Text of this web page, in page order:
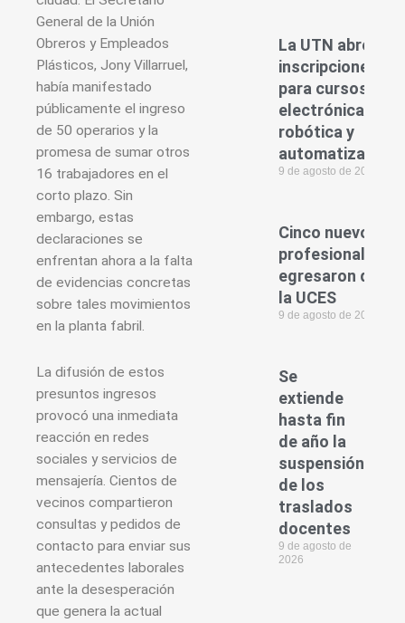
General de la Unión
Obreros y Empleados
Plásticos, Jony Villarruel,
había manifestado
públicamente el ingreso
de 50 operarios y la
promesa de sumar otros
16 trabajadores en el
corto plazo. Sin
embargo, estas
declaraciones se
enfrentan ahora a la falta
de evidencias concretas
sobre tales movimientos
en la planta fabril.
La difusión de estos
presuntos ingresos
provocó una inmediata
reacción en redes
sociales y servicios de
mensajería. Cientos de
vecinos compartieron
consultas y pedidos de
contacto para enviar sus
antecedentes laborales
ante la desesperación
que genera la actual
La UTN abre las
inscripciones
para cursos de
electrónica,
robótica y
automatización
9 de agosto de 2026
Cinco nuevos
profesionales
egresaron de
la UCES
9 de agosto de 2026
Se
extiende
hasta fin
de año la
suspensión
de los
traslados
docentes
9 de agosto de
2026